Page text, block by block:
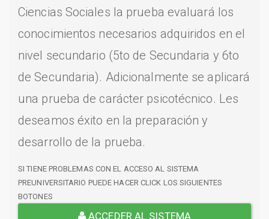
Ciencias Sociales la prueba evaluará los
conocimientos necesarios adquiridos en el
nivel secundario (5to de Secundaria y 6to
de Secundaria). Adicionalmente se aplicará
una prueba de carácter psicotécnico. Les
deseamos éxito en la preparación y
desarrollo de la prueba.
SI TIENE PROBLEMAS CON EL ACCESO AL SISTEMA
PREUNIVERSITARIO PUEDE HACER CLICK LOS SIGUIENTES
BOTONES
ACCEDER AL SISTEMA